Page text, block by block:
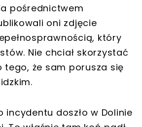
pośrednictwem
oni zdjęcie
który
Nie chciał skorzystać
tego, że sam porusza się
incydentu doszło w Dolinie